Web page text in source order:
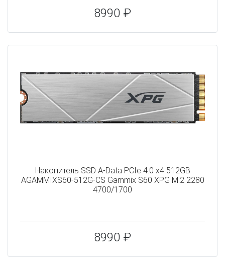
8990 ₽
Накопитель SSD A-Data PCIe 4.0 x4 512GB
AGAMMIXS60-512G-CS Gammix S60 XPG M.2 2280
4700/1700
8990 ₽